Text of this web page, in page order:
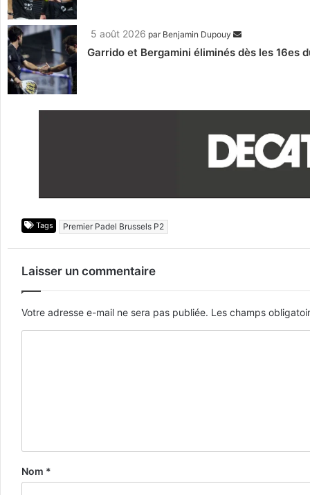
5 août 2026 par Benjamin Dupouy
Garrido et Bergamini éliminés dès les 16es
Tags Premier Padel Brussels P2
Laisser un commentaire
Votre adresse e-mail ne sera pas publiée. Les champs
Nom *